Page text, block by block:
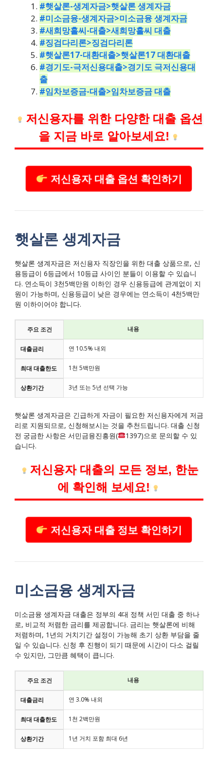
#햇살론-생계자금>햇살론 생계자금
#미소금융-생계자금>미소금융 생계자금
#새희망홀씨-대출>새희망홀씨 대출
#징검다리론>징검다리론
#햇살론17-대환대출>햇살론17 대환대출
#경기도-극저신용대출>경기도 극저신용대
출
#임차보증금-대출>임차보증금 대출
저신용자를 위한 다양한 대출 옵션
을 지금 바로 알아보세요!
저신용자 대출 옵션 확인하기
햇살론 생계자금
햇살론 생계자금은 저신용자 직장인을 위한 대출 상품으로, 신
용등급이 6등급에서 10등급 사이인 분들이 이용할 수 있습니
다. 연소득이 3천5백만원 이하인 경우 신용등급에 관계없이 지
원이 가능하며, 신용등급이 낮은 경우에는 연소득이 4천5백만
원 이하이어야 합니다.
주요 조건 내용
대출금리 연 10.5% 내외
최대 대출한도 1천 5백만원
상환기간 3년 또는 5년 선택 가능
햇살론 생계자금은 긴급하게 자금이 필요한 저신용자에게 저금
리로 지원되므로, 신청해보시는 것을 추천드립니다. 대출 신청
전 궁금한 사항은 서민금융진흥원(
1397)으로 문의할 수 있
습니다.
저신용자 대출의 모든 정보, 한눈
에 확인해 보세요!
저신용자 대출 정보 확인하기
미소금융 생계자금
미소금융 생계자금 대출은 정부의 4대 정책 서민 대출 중 하나
로, 비교적 저렴한 금리를 제공합니다. 금리는 햇살론에 비해
저렴하며, 1년의 거치기간 설정이 가능해 초기 상환 부담을 줄
일 수 있습니다. 신청 후 진행이 되기 때문에 시간이 다소 걸릴
수 있지만, 그만큼 혜택이 큽니다.
주요 조건 내용
대출금리 연 3.0% 내외
최대 대출한도 1천 2백만원
상환기간 1년 거치 포함 최대 6년